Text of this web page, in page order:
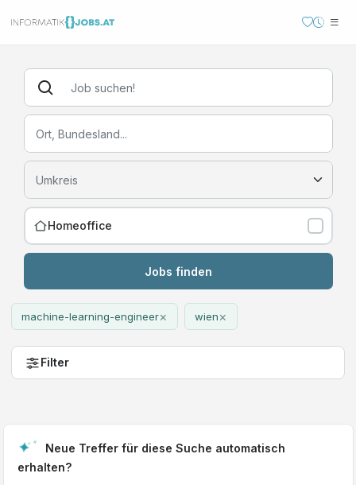
Homeoffice
Jobs finden
machine-learning-engineer× wien×
Filter
Neue Treffer für diese Suche automatisch
erhalten?